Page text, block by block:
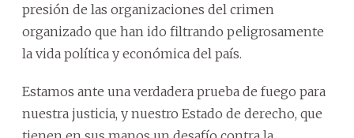
presión de las organizaciones del crimen
organizado que han ido filtrando peligrosamente
la vida política y económica del país.
Estamos ante una verdadera prueba de fuego para
nuestra justicia, y nuestro Estado de derecho, que